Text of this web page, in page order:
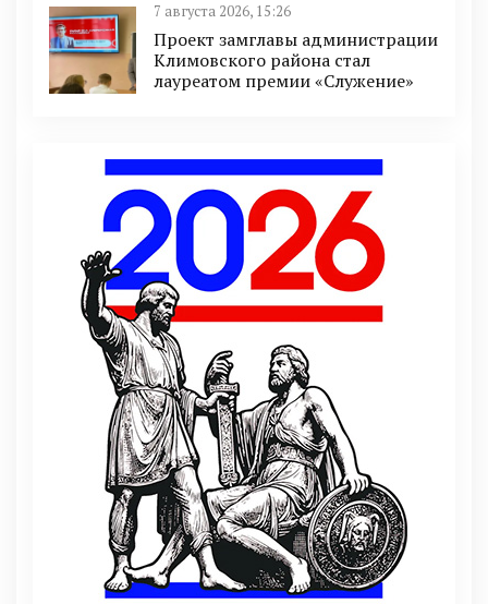
7 августа 2026, 15:26
Проект замглавы администрации
Климовского района стал
лауреатом премии «Служение»